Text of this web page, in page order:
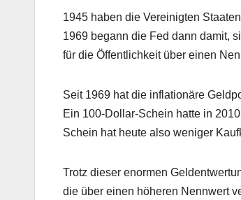
1945 haben die Vereinigten
1969 begann die Fed dann damit,
für die Öffentlichkeit über einen
Seit 1969 hat die inflationäre
Ein 100-Dollar-Schein hatte in
Schein hat heute also weniger
Trotz dieser enormen
die über einen höheren Nennwert